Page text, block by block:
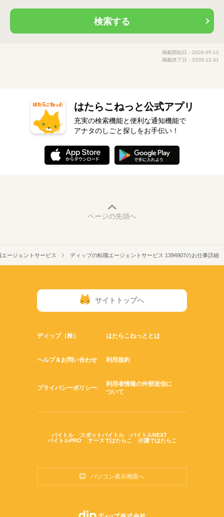
検索する
掲載開始日：2026-05-12
掲載終了日：2035-12-31
はたらこねっと公式アプリ
充実の検索機能と便利な通知機能で
アナタのしごと探しをお手伝い！
ページの先頭へ
ージェントサービス ディップの転職エージェントサービス 1394907のお仕事詳細
サイトトップへ
ディップ（株） はたらこねっととは
ヘルプ＆お問い合わせ 利用規約
プライバシーポリシー
利用者情報の外部送信に
ついて
バイトル スポットバイトル
バイトルNEXT
バイトルPRO
ナースではたらこ 介護ではたらこ
パソコン表示画面へ